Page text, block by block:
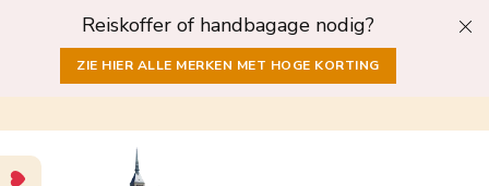
Reiskoffer of handbagage nodig?
ZIE HIER ALLE MERKEN MET HOGE KORTING